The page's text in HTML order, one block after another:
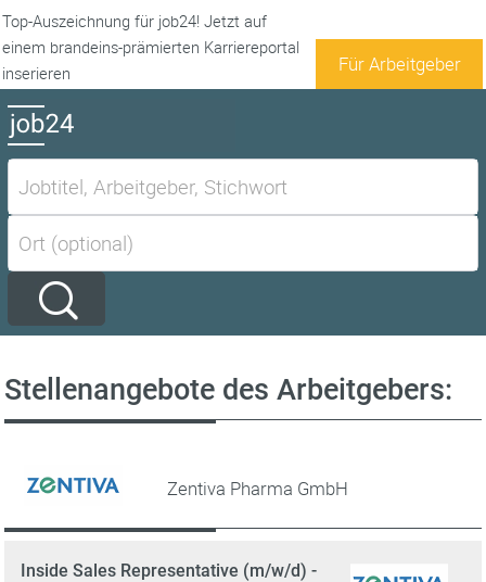
Top-Auszeichnung für job24! Jetzt auf
einem brandeins-prämierten Karriereportal
inserieren
Für Arbeitgeber
Stellenangebote des Arbeitgebers:
Zentiva Pharma GmbH
Inside Sales Representative (m/w/d) -